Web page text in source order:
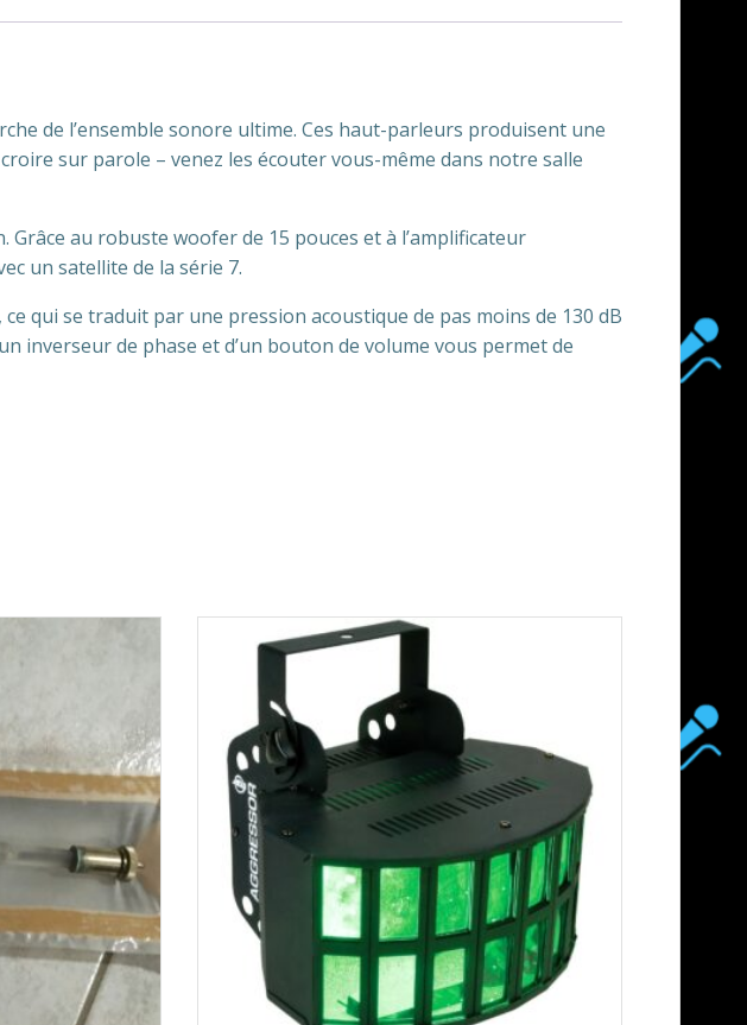
de l’ensemble sonore ultime. Ces haut-parleurs produisent une
sur parole – venez les écouter vous-même dans notre salle
au robuste woofer de 15 pouces et à l’amplificateur
un satellite de la série 7.
qui se traduit par une pression acoustique de pas moins de 130 dB
inverseur de phase et d’un bouton de volume vous permet de